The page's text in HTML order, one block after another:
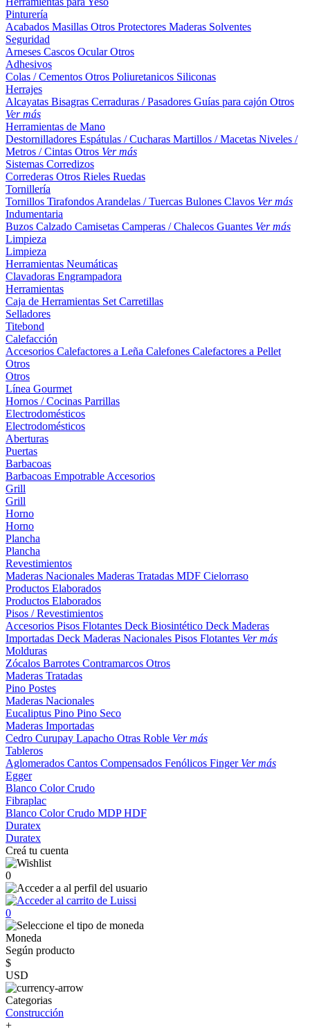
Pinturería
Acabados Masillas Otros Protectores Maderas Solventes
Seguridad
Arneses Cascos OcularOtros
Adhesivos
Colas / Cementos Otros Poliuretanicos Siliconas
Herrajes
Alcayatas Bisagras Cerraduras / Pasadores Guías para cajón Otros
Ver más
Herramientas de Mano
Destornilladores Espátulas / Cucharas Martillos / Macetas Niveles /
Metros / Cintas Otros Ver más
Sistemas Corredizos
Correderas Otros Rieles Ruedas
Tornillería
Tornillos Tirafondos Arandelas / Tuercas Bulones Clavos Ver más
Indumentaria
Buzos Calzado Camisetas Camperas / Chalecos Guantes Ver más
Limpieza
Limpieza
Herramientas Neumáticas
Clavadoras Engrampadora
Herramientas
Caja de Herramientas Set Carretillas
Selladores
Titebond
Calefacción
Accesorios Calefactores a Leña Calefones Calefactores a Pellet
Otros
Otros
Línea Gourmet
Hornos / Cocinas Parrillas
Electrodomésticos
Electrodomésticos
Aberturas
Puertas
Barbacoas
Barbacoas Empotrable Accesorios
Grill
Grill
Horno
Horno
Plancha
Plancha
Revestimientos
Maderas Nacionales Maderas Tratadas MDF Cielorraso
Productos Elaborados
Productos Elaborados
Pisos / Revestimientos
Accesorios Pisos Flotantes Deck Biosintético Deck Maderas
Importadas Deck Maderas Nacionales Pisos Flotantes Ver más
Molduras
Zócalos Barrotes Contramarcos Otros
Maderas Tratadas
Pino Postes
Maderas Nacionales
Eucaliptus Pino Pino Seco
Maderas Importadas
Cedro Curupay Lapacho Otras Roble Ver más
Tableros
Aglomerados Cantos Compensados Fenólicos Finger Ver más
Egger
Blanco ColorCrudo
Fibraplac
Blanco ColorCrudo MDPHDF
Duratex
Duratex
Creá tu cuenta
0
0
Moneda
Según producto
$
USD
Categorias
Construcción
+